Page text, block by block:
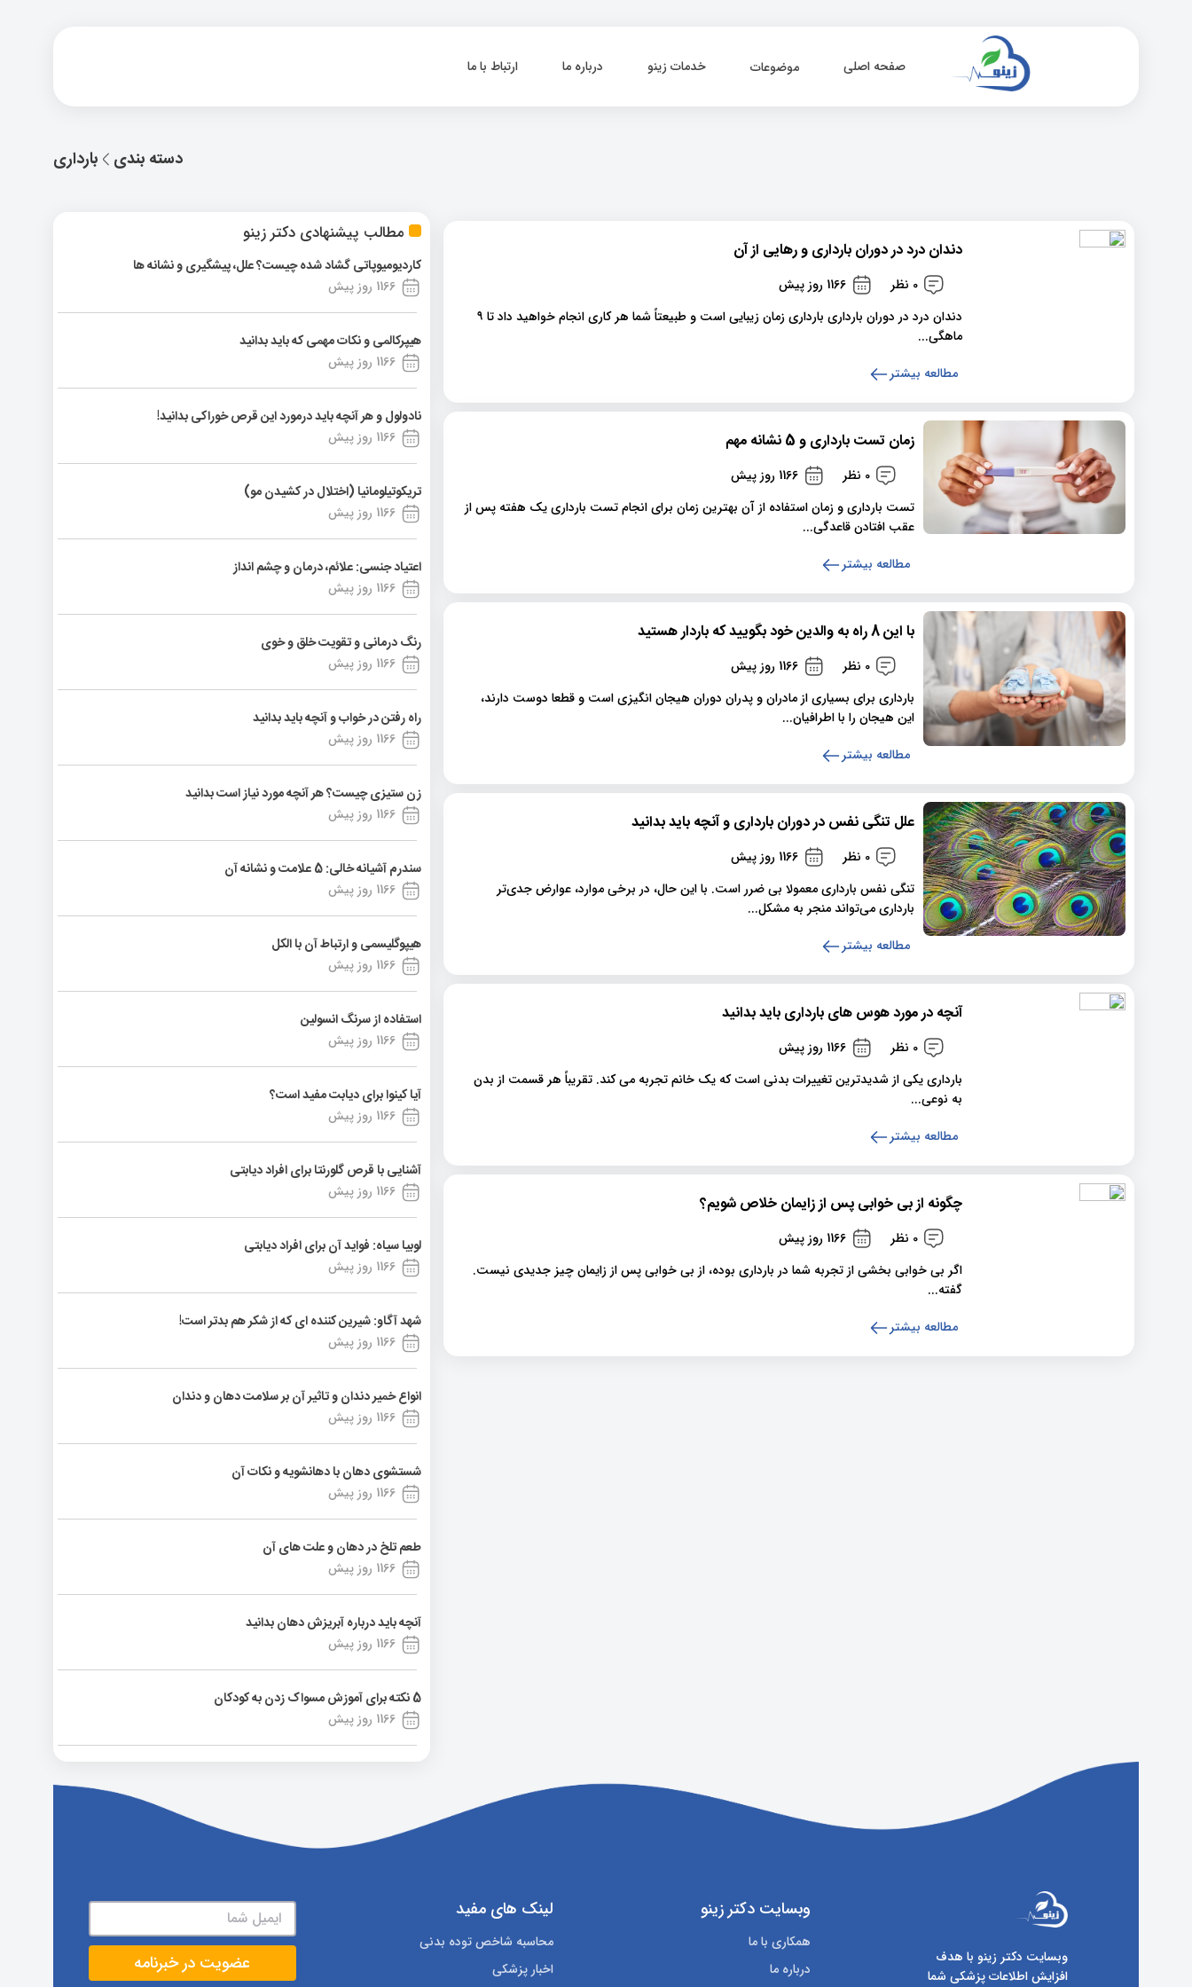
صفحه اصلی موضوعات خدمات زینو درباره ما ارتباط با ما
بارداری دسته بندی
مطالب پیشنهادی دکتر زینو
کاردیومیوپاتی گشاد شده چیست؟ علل، پیشگیری و نشانه ها
1166 روز پیش
هیپرکالمی و نکات مهمی که باید بدانید
1166 روز پیش
نادولول و هر آنچه باید درمورد این قرص خوراکی بدانید!
1166 روز پیش
تریکوتیلومانیا (اختلال در کشیدن مو)
1166 روز پیش
اعتیاد جنسی: علائم، درمان و چشم انداز
1166 روز پیش
رنگ درمانی و تقویت خلق و خوی
1166 روز پیش
راه رفتن در خواب و آنچه باید بدانید
1166 روز پیش
زن ستیزی چیست؟ هر آنچه مورد نیاز است بدانید
1166 روز پیش
سندرم آشیانه خالی: 5 علامت و نشانه آن
1166 روز پیش
هیپوگلیسمی و ارتباط آن با الکل
1166 روز پیش
استفاده از سرنگ انسولین
1166 روز پیش
آیا کینوا برای دیابت مفید است؟
1166 روز پیش
آشنایی با قرص گلورنتا برای افراد دیابتی
1166 روز پیش
لوبیا سیاه: فواید آن برای افراد دیابتی
1166 روز پیش
شهد آگاو: شیرین کننده ای که از شکر هم بدتر است!
1166 روز پیش
انواع خمیر دندان و تاثیر آن بر سلامت دهان و دندان
1166 روز پیش
شستشوی دهان با دهانشویه و نکات آن
1166 روز پیش
طعم تلخ در دهان و علت های آن
1166 روز پیش
آنچه باید درباره آبریزش دهان بدانید
1166 روز پیش
5 نکته برای آموزش مسواک زدن به کودکان
1166 روز پیش
دندان درد در دوران بارداری و رهایی از آن
0 نظر
1166 روز پیش
دندان درد در دوران بارداری بارداری زمان زیبایی است و طبیعتاً شما هر کاری انجام خواهید داد تا ۹
ماهگی...
مطالعه بیشتر
زمان تست بارداری و 5 نشانه مهم
0 نظر
1166 روز پیش
تست بارداری و زمان استفاده از آن بهترین زمان برای انجام تست بارداری یک هفته پس از
عقب افتادن قاعدگی...
مطالعه بیشتر
با این 8 راه به والدین خود بگویید که باردار هستید
0 نظر
1166 روز پیش
بارداری برای بسیاری از مادران و پدران دوران هیجان انگیزی است و قطعا دوست دارند،
این هیجان را با اطرافیان...
مطالعه بیشتر
علل تنگی نفس در دوران بارداری و آنچه باید بدانید
0 نظر
1166 روز پیش
تنگی نفس بارداری معمولا بی ضرر است. با این حال، در برخی موارد، عوارض جدی‌تر
بارداری می‌تواند منجر به مشکل...
مطالعه بیشتر
آنچه در مورد هوس های بارداری باید بدانید
0 نظر
1166 روز پیش
بارداری یکی از شدیدترین تغییرات بدنی است که یک خانم تجربه می کند. تقریباً هر قسمت از بدن
به نوعی...
مطالعه بیشتر
چگونه از بی خوابی پس از زایمان خلاص شویم؟
0 نظر
1166 روز پیش
اگر بی خوابی بخشی از تجربه شما در بارداری بوده، از بی خوابی پس از زایمان چیز جدیدی نیست.
گفته...
مطالعه بیشتر
وبسایت دکتر زینو با هدف
افزایش اطلاعات پزشکی شما
وبسایت دکتر زینو
همکاری با ما
درباره ما
لینک های مفید
محاسبه شاخص توده بدنی
اخبار پزشکی